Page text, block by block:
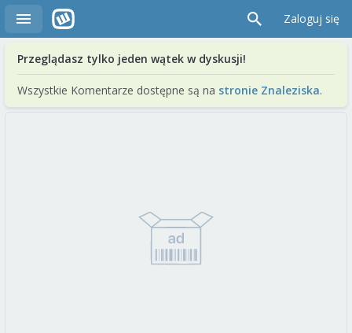
Zaloguj się
Przeglądasz tylko jeden wątek w dyskusji!
Wszystkie Komentarze dostępne są na stronie Znaleziska.